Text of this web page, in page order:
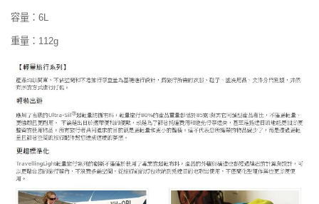
容量：6L
重量：112g